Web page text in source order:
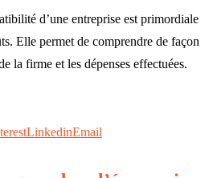
d’une entreprise est primordiale
Elle permet de comprendre de façon
la firme et les dépenses effectuées.
LinkedinEmail